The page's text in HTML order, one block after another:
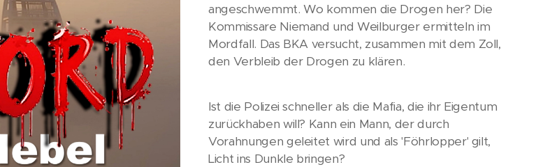
angeschwemmt. Wo kommen die Drogen her? Die
Kommissare Niemand und Weilburger ermitteln im
Mordfall. Das BKA versucht, zusammen mit dem Zoll,
den Verbleib der Drogen zu klären.
Ist die Polizei schneller als die Mafia, die ihr Eigentum
zurückhaben will? Kann ein Mann, der durch
Vorahnungen geleitet wird und als 'Föhrlopper' gilt,
Licht ins Dunkle bringen?